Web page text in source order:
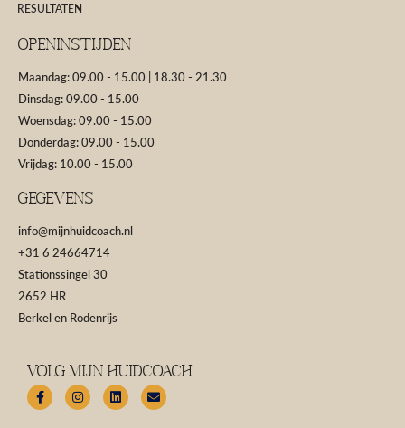
RESULTATEN
Openinstijden
Maandag: 09.00 - 15.00 | 18.30 - 21.30
Dinsdag: 09.00 - 15.00
Woensdag: 09.00 - 15.00
Donderdag: 09.00 - 15.00
Vrijdag: 10.00 - 15.00
GEGEVENS
info@mijnhuidcoach.nl
+31 6 24664714
Stationssingel 30
2652 HR
Berkel en Rodenrijs
Volg Mijn Huidcoach
F
a
I
n
L
i
E
n